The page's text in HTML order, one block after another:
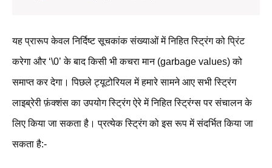
यह प्रारूप केवल निर्दिष्ट सूचकांक संख्याओं में निहित स्ट्रिंग को प्रिंट
करेगा और ‘\0’ के बाद किसी भी कचरा मान (garbage values) को
समाप्त कर देगा। पिछले ट्यूटोरियल में हमारे सामने आए सभी स्ट्रिंग
लाइब्रेरी फ़ंक्शंस का उपयोग स्ट्रिंग ऐरे में निहित स्ट्रिंग्स पर संचालन के
लिए किया जा सकता है। प्रत्येक स्ट्रिंग को इस रूप में संदर्भित किया जा
सकता है:-